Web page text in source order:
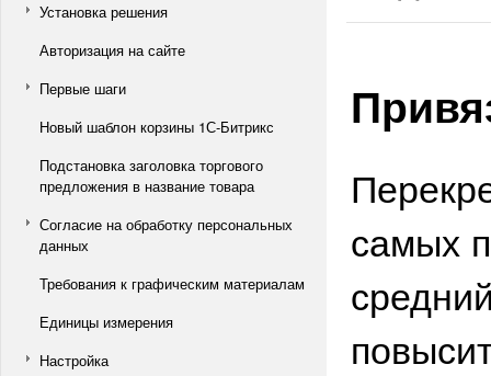
Установка решения
Авторизация на сайте
Первые шаги
Новый шаблон корзины 1С-Битрикс
Подстановка заголовка торгового
предложения в название товара
Согласие на обработку персональных
данных
Требования к графическим материалам
Единицы измерения
Настройка
самых